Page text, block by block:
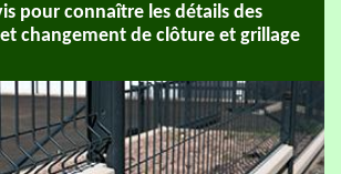
pour connaître les détails des
changement de clôture et grillage